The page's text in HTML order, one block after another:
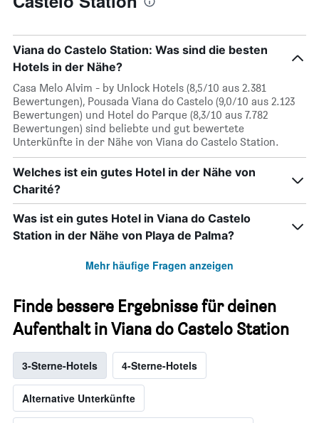
Viana do Castelo Station: Was sind die besten
Hotels in der Nähe?
Casa Melo Alvim - by Unlock Hotels (8,5/10 aus 2.381
Bewertungen), Pousada Viana do Castelo (9,0/10 aus 2.123
Bewertungen) und Hotel do Parque (8,3/10 aus 7.782
Bewertungen) sind beliebte und gut bewertete
Unterkünfte in der Nähe von Viana do Castelo Station.
Welches ist ein gutes Hotel in der Nähe von
Charité?
Was ist ein gutes Hotel in Viana do Castelo
Station in der Nähe von Playa de Palma?
Mehr häufige Fragen anzeigen
Finde bessere Ergebnisse für deinen
Aufenthalt in Viana do Castelo Station
3-Sterne-Hotels 4-Sterne-Hotels
Alternative Unterkünfte